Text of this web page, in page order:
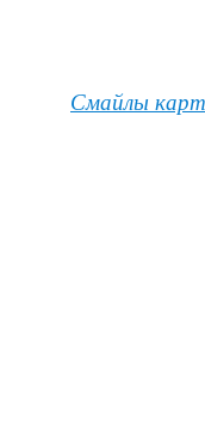
Смайлы